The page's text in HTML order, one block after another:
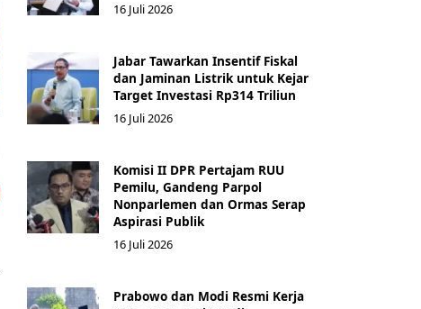
16 Juli 2026
Jabar Tawarkan Insentif Fiskal
dan Jaminan Listrik untuk Kejar
Target Investasi Rp314 Triliun
16 Juli 2026
Komisi II DPR Pertajam RUU
Pemilu, Gandeng Parpol
Nonparlemen dan Ormas Serap
Aspirasi Publik
16 Juli 2026
Prabowo dan Modi Resmi Kerja